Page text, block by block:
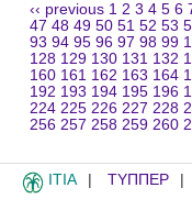
‹‹ previous 1 2 3 4 5 6
47 48 49 50 51 52 53
93 94 95 96 97 98 99
128 129 130 131 132
160 161 162 163 164
192 193 194 195 196
224 225 226 227 228
256 257 258 259 260
ITIA ΤΥΠΠΕΡ